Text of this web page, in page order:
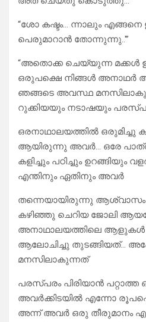
“ശോ കഷ്ടം… ന്നാലും
പെരുമാറാൻ തോന്നുന്നു..'”
“അതൊക്ക ചെയ്യുന്ന മക്കൾ
ഒരുപക്ഷെ നിങ്ങൾ
ഞങ്ങടെ അവസ്ഥ
റുക്കിയയും നടാഷയും
ഒരനാഥാലയത്തിൽ ഒരുമിച്ചു
ആയിരുന്നു അവർ… ഒരേ
കളിച്ചും പഠിച്ചും ഉറങ്ങിയും
എന്തിനും ഏതിനും അവർ
തന്നെയായിരുന്നു
കഴിഞ്ഞു ചെറിയ ജോലി
അനാഥാലയത്തിലെ ആളുകൾ
ആലോചിച്ചു തുടങ്ങിയത്…
മനസിലാകുന്നത്
പരസ്പരം പിരിയാൻ
അവർക്കിടയിൽ എന്നോ
അന്ന് അവർ ഒരു തീരുമാനം